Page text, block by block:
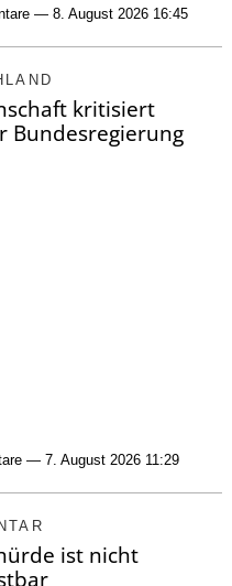
— 8. August 2026 16:45
kritisiert
Bundesregierung
— 7. August 2026 11:29
ist nicht